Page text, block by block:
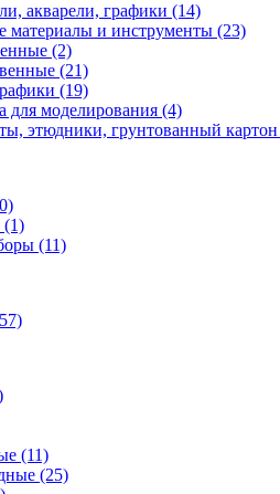
акварели, графики (14)
материалы и инструменты (23)
(2)
(21)
(19)
для моделирования (4)
этюдники, грунтованный картон
(1)
(11)
(11)
(25)